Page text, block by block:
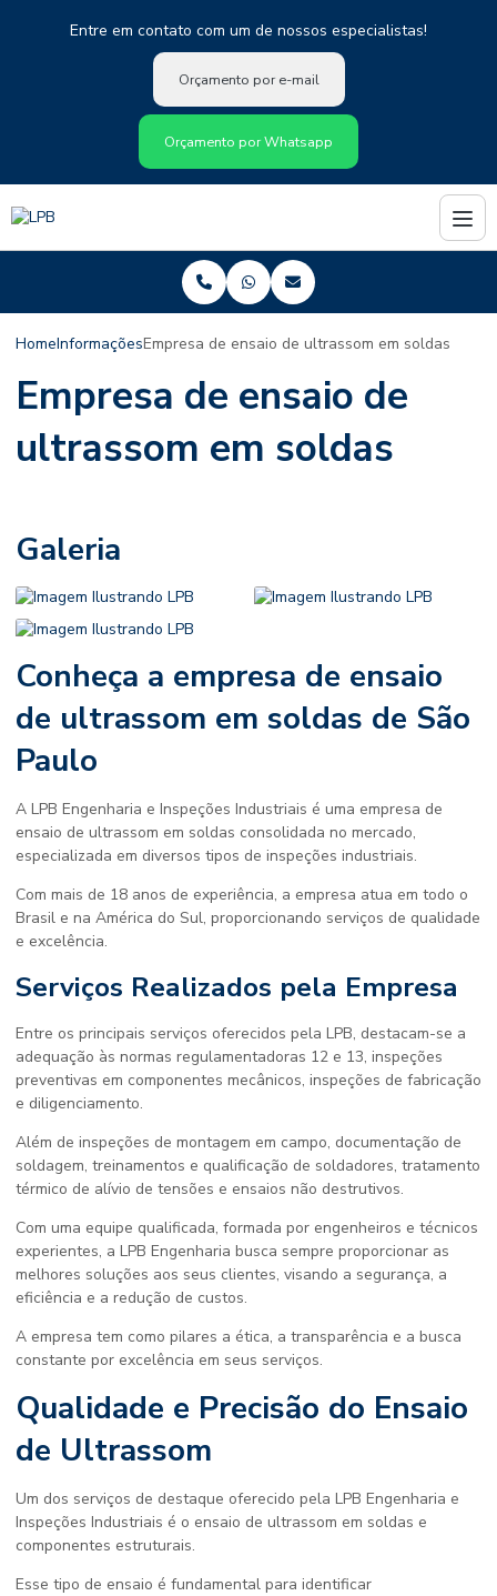
Entre em contato com um de nossos especialistas!
Orçamento por e-mail
Orçamento por Whatsapp
HomeInformaçõesEmpresa de ensaio de ultrassom em soldas
Empresa de ensaio de
ultrassom em soldas
Galeria
Conheça a empresa de ensaio
de ultrassom em soldas de São
Paulo
A LPB Engenharia e Inspeções Industriais é uma empresa de
ensaio de ultrassom em soldas consolidada no mercado,
especializada em diversos tipos de inspeções industriais.
Com mais de 18 anos de experiência, a empresa atua em todo o
Brasil e na América do Sul, proporcionando serviços de qualidade
e excelência.
Serviços Realizados pela Empresa
Entre os principais serviços oferecidos pela LPB, destacam-se a
adequação às normas regulamentadoras 12 e 13, inspeções
preventivas em componentes mecânicos, inspeções de fabricação
e diligenciamento.
Além de inspeções de montagem em campo, documentação de
soldagem, treinamentos e qualificação de soldadores, tratamento
térmico de alívio de tensões e ensaios não destrutivos.
Com uma equipe qualificada, formada por engenheiros e técnicos
experientes, a LPB Engenharia busca sempre proporcionar as
melhores soluções aos seus clientes, visando a segurança, a
eficiência e a redução de custos.
A empresa tem como pilares a ética, a transparência e a busca
constante por excelência em seus serviços.
Qualidade e Precisão do Ensaio
de Ultrassom
Um dos serviços de destaque oferecido pela LPB Engenharia e
Inspeções Industriais é o ensaio de ultrassom em soldas e
componentes estruturais.
Esse tipo de ensaio é fundamental para identificar